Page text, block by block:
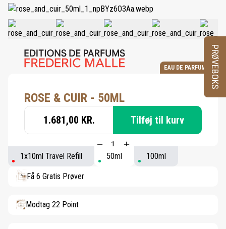
EAU DE PARFUM
ROSE & CUIR - 50ML
1.681,00 KR. Tilføj til kurv
1x10ml Travel Refill 50ml 100ml
Få 6 Gratis Prøver
Modtag 22 Point
PRØVEBOKS